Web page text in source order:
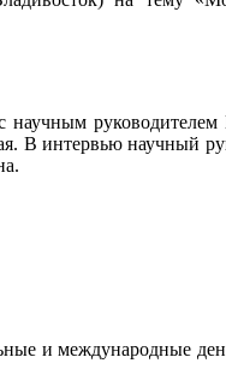
с научным
В интервью научный
и международные